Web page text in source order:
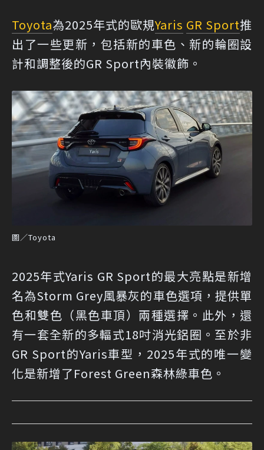
Toyota為2025年式的歐規Yaris GR Sport推
出了一些更新，包括新的車色、新的輪圈設
計和調整後的GR Sport內裝徽飾。
圖／Toyota
2025年式Yaris GR Sport的最大亮點是新增
名為Storm Grey風暴灰的車色選項，提供單
色和雙色（黑色車頂）兩種選擇。此外，還
有一套全新的多輻式18吋消光鋁圈。至於非
GR Sport的Yaris車型，2025年式的唯一變
化是新增了Forest Green森林綠車色。